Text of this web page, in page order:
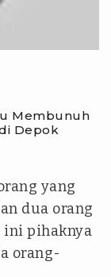
Membunuh
Depok
yang
dua orang
ini pihaknya
orang-